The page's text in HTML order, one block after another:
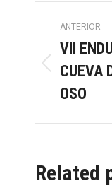
entre
ANTERIOR
anterior:
VII
CUEVA
OSO
Related